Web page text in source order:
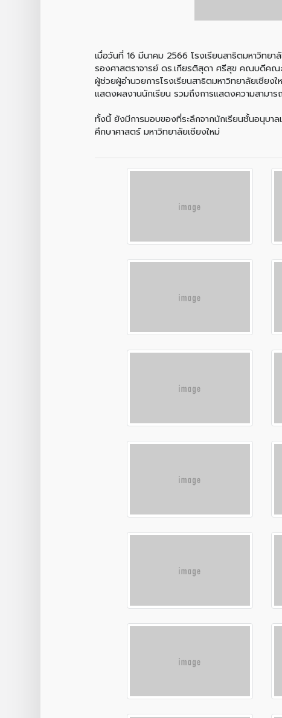
เมื่อวันที่ 16 มีนาคม 2566 โรงเรียนสาธิตมหาวิทย
รองศาสตราจารย์ ดร.เกียรติสุดา ศรีสุข คณบดีค
ผู้ช่วยผู้อำนวยการโรงเรียนสาธิตมหาวิทยาลัยเชีย
แสดงผลงานนักเรียน รวมถึงการแสดงความสามา
ทั้งนี้ ยังมีการมอบของที่ระลึกจากนักเรียนชั้นอนุบ
ศึกษาศาสตร์ มหาวิทยาลัยเชียงใหม่